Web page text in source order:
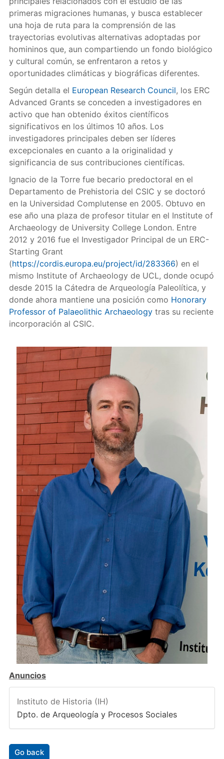
primeras migraciones humanas, y busca establecer
una hoja de ruta para la comprensión de las
trayectorias evolutivas alternativas adoptadas por
homininos que, aun compartiendo un fondo biológico
y cultural común, se enfrentaron a retos y
oportunidades climáticas y biográficas diferentes.
Según detalla el European Research Council, los ERC
Advanced Grants se conceden a investigadores en
activo que han obtenido éxitos científicos
significativos en los últimos 10 años. Los
investigadores principales deben ser líderes
excepcionales en cuanto a la originalidad y
significancia de sus contribuciones científicas.
Ignacio de la Torre fue becario predoctoral en el
Departamento de Prehistoria del CSIC y se doctoró
en la Universidad Complutense en 2005. Obtuvo en
ese año una plaza de profesor titular en el Institute of
Archaeology de University College London. Entre
2012 y 2016 fue el Investigador Principal de un ERC-
Starting Grant
(https://cordis.europa.eu/project/id/283366) en el
mismo Institute of Archaeology de UCL, donde ocupó
desde 2015 la Cátedra de Arqueología Paleolítica, y
donde ahora mantiene una posición como Honorary
Professor of Palaeolithic Archaeologytras su reciente
incorporación al CSIC.
Anuncios
Instituto de Historia (IH)
Dpto. de Arqueología y Procesos Sociales
Go back